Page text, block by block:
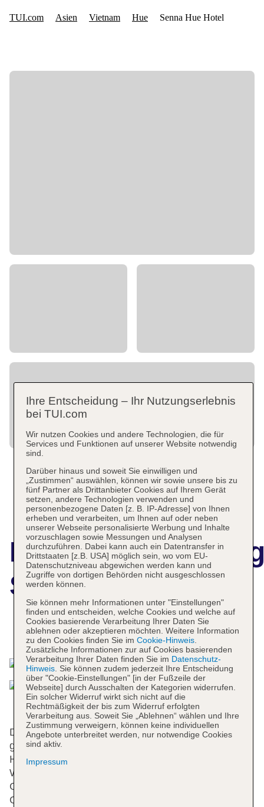
Senna Hue Hotel
Das bietet Ihre Unterkunft
Das freundliche Personal an der Rezeption ist
gerne bei allen Fragen behilflich. Die Gäste des
Hotels erhalten zur Begrüßung ein
Willkommensgetränk. Serviceleistungen wie eine
Gepäckaufbewahrung, ein Safe und ein
Geldautomat tragen zu einem komfortablen
Ihre Entscheidung – Ihr Nutzungserlebnis
bei TUI.com
Wir nutzen Cookies und andere Technologien, die für
Services und Funktionen auf unserer Website notwendig
sind.
Darüber hinaus und soweit Sie einwilligen und
„Zustimmen“ auswählen, können wir sowie unsere bis zu
fünf Partner als Drittanbieter Cookies auf Ihrem Gerät
setzen, andere Technologien verwenden und
personenbezogene Daten [z. B. IP-Adresse] von Ihnen
erheben und verarbeiten, um Ihnen auf oder neben
unserer Webseite personalisierte Werbung und Inhalte
vorzuschlagen sowie Messungen und Analysen
durchzuführen. Dabei kann auch ein Datentransfer in
Drittstaaten [z.B. USA] möglich sein, wo vom EU-
Datenschutzniveau abgewichen werden kann und
Zugriffe von dortigen Behörden nicht ausgeschlossen
werden können.
Sie können mehr Informationen unter "Einstellungen"
finden und entscheiden, welche Cookies und welche auf
Cookies basierende Verarbeitung Ihrer Daten Sie
ablehnen oder akzeptieren möchten. Weitere Information
zu den Cookies finden Sie im Cookie-Hinweis.
Zusätzliche Informationen zur auf Cookies basierenden
Verarbeitung Ihrer Daten finden Sie im Datenschutz-
Hinweis. Sie können zudem jederzeit Ihre Entscheidung
über "Cookie-Einstellungen" [in der Fußzeile der
Webseite] durch Ausschalten der Kategorien widerrufen.
Ein solcher Widerruf wirkt sich nicht auf die
Rechtmäßigkeit der bis zum Widerruf erfolgten
Verarbeitung aus. Soweit Sie „Ablehnen“ wählen und Ihre
Zustimmung verweigern, können keine individuellen
Angebote unterbreitet werden, nur notwendige Cookies
sind aktiv.
Impressum